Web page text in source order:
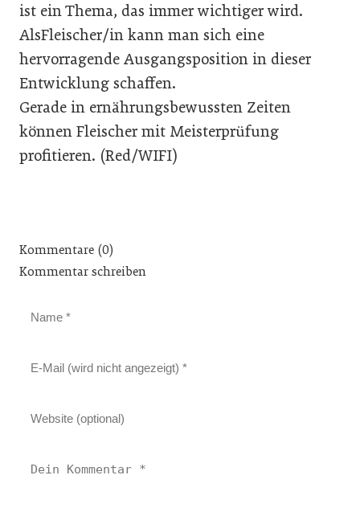
ist ein Thema, das immer wichtiger wird.
AlsFleischer/in kann man sich eine
hervorragende Ausgangsposition in dieser
Entwicklung schaffen.
Gerade in ernährungsbewussten Zeiten
können Fleischer mit Meisterprüfung
profitieren. (Red/WIFI)
Kommentare (0)
Kommentar schreiben